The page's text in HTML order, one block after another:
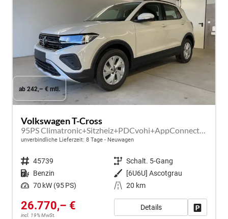
ab 242,– € mtl.
Volkswagen T-Cross
95PS Climatronic+Sitzheiz+PDCvohi+AppConnect+Side+TravelAssist+ACC
unverbindliche Lieferzeit: 8 Tage Neuwagen
Fahrzeugnr. 45739 Getriebe Schalt. 5-Gang
Kraftstoff Benzin Außenfarbe
[6U6U] Ascotgrau
Leistung 70 kW (95 PS) Kilometerstand 20 km
26.770,– €
incl. 19% MwSt.
Details